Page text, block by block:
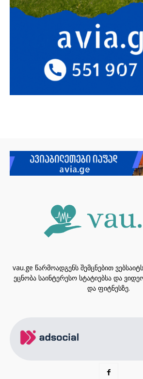
vau.ge წარმოადგენს შემცნებით
ეცნობა საინტერესო სტატიებსა და
და ფიტნესზე.